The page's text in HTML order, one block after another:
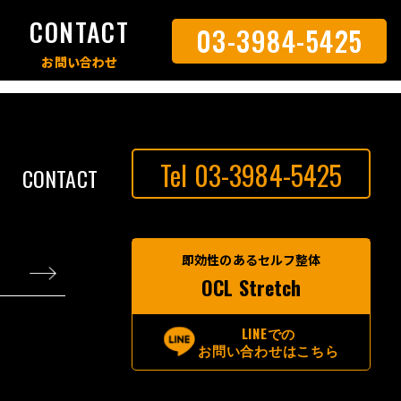
CONTACT 03-3984-5425
CONTACT Tel 03-3984-5425
即効性のあるセルフ整体
OCL Stretch
LINEでの
お問い合わせはこちら